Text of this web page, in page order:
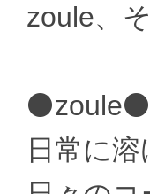
zoule、
⚫zoule⚫
日常に